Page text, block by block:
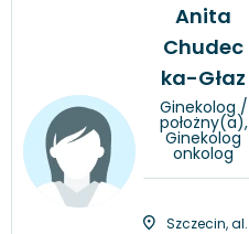
Anita
Chudec
ka-Głaz
Ginekolog /
położny(a),
Ginekolog
onkolog
Szczecin, al.